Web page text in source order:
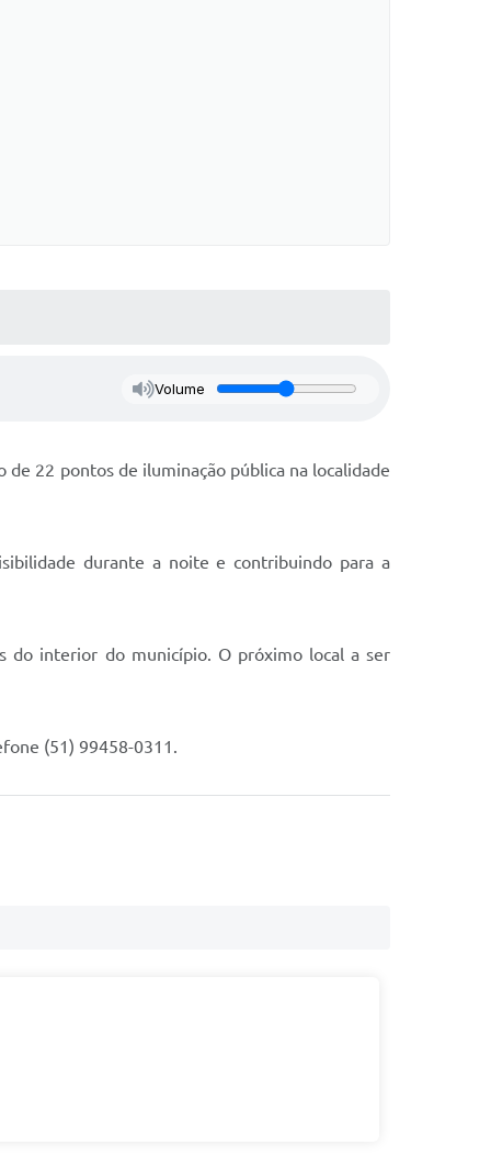
Volume
22 pontos de iluminação pública na localidade
durante a noite e contribuindo para a
do interior do município. O próximo local a ser
(51) 99458-0311.